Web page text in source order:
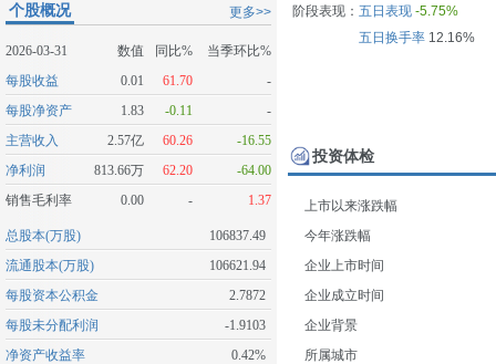
更多>>
个股概况
2026-03-31 数值 同比%
当季环比%
每股收益
0.01 61.70
-
每股净资产
1.83 -0.11
-
主营收入
2.57亿 60.26
-16.55
净利润
813.66万 62.20
-64.00
销售毛利率
0.00 - 1.37
总股本(万股)
106837.49
流通股本(万股)
106621.94
每股资本公积金
2.7872
每股未分配利润
-1.9103
净资产收益率
0.42%
阶段表现： 五日表现 -5.75%
五日换手率12.16%
投资体检
上市以来涨跌幅
今年涨跌幅
企业上市时间
企业成立时间
企业背景
所属城市